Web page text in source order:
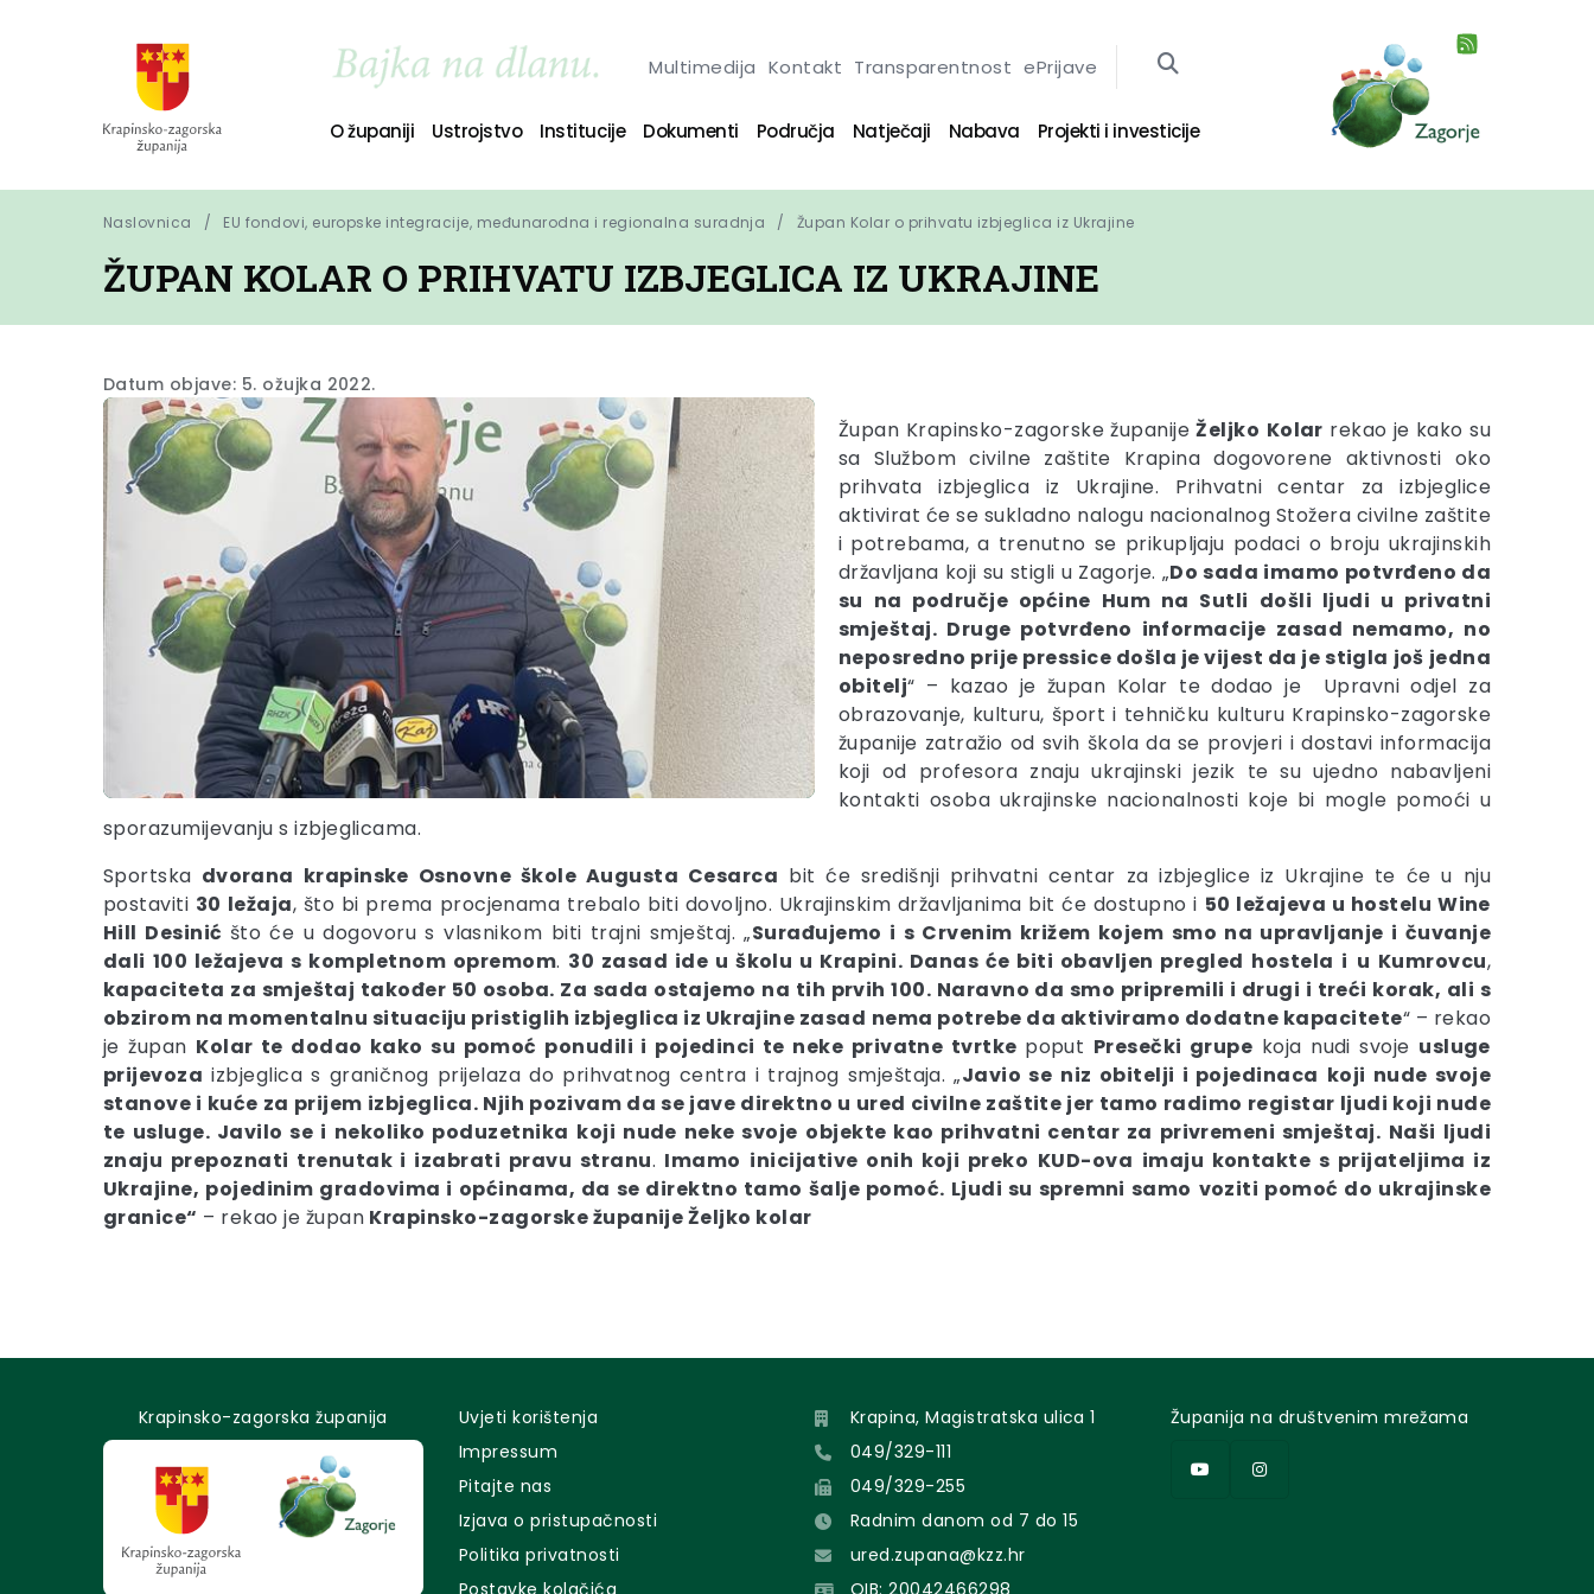
Multimedija Kontakt Transparentnost ePrijave
O županiji Ustrojstvo Institucije Dokumenti Područja Natječaji Nabava Projekti i investicije
Naslovnica EU fondovi, europske integracije, međunarodna i regionalna suradnja Župan Kolar o prihvatu izbjeglica iz Ukrajine
ŽUPAN KOLAR O PRIHVATU IZBJEGLICA IZ UKRAJINE
Datum objave: 5. ožujka 2022.
Župan Krapinsko-zagorske županijeŽeljko Kolar rekao je kako su
sa Službom civilne zaštite Krapina dogovorene aktivnosti oko
prihvata izbjeglica iz Ukrajine. Prihvatni centar za izbjeglice
aktivirat će se sukladno nalogu nacionalnog Stožera civilne zaštite
i potrebama, a trenutno se prikupljaju podaci o broju ukrajinskih
državljana koji su stigli u Zagorje. „Do sada imamo potvrđeno da
su na područje općine Hum na Sutli došli ljudi u privatni
smještaj. Druge potvrđeno informacije zasad nemamo, no
neposredno prije pressice došla je vijest da je stigla još jedna
obitelj“ – kazao je župan Kolar te dodao je Upravni odjel za
obrazovanje, kulturu, šport i tehničku kulturu Krapinsko-zagorske
županije zatražio od svih škola da se provjeri i dostavi informacija
koji od profesora znaju ukrajinski jezik te su ujedno nabavljeni
kontakti osoba ukrajinske nacionalnosti koje bi mogle pomoći u
sporazumijevanju s izbjeglicama.
Sportska dvorana krapinske Osnovne škole Augusta Cesarca bit će središnji prihvatni centar za izbjeglice iz Ukrajine te će u nju
postaviti 30 ležaja, što bi prema procjenama trebalo biti dovoljno. Ukrajinskim državljanima bit će dostupno i 50 ležajeva u hostelu Wine
Hill Desinić što će u dogovoru s vlasnikom biti trajni smještaj. „Surađujemo i s Crvenim križem kojem smo na upravljanje i čuvanje
dali 100 ležajeva s kompletnom opremom. 30 zasad ide u školu u Krapini. Danas će biti obavljen pregled hostela i u Kumrovcu,
kapaciteta za smještaj također 50 osoba. Za sada ostajemo na tih prvih 100. Naravno da smo pripremili i drugi i treći korak, ali s
obzirom na momentalnu situaciju pristiglih izbjeglica iz Ukrajine zasad nema potrebe da aktiviramo dodatne kapacitete“ – rekao
je župan Kolar te dodao kako su pomoć ponudili i pojedinci te neke privatne tvrtke poput Presečki grupe koja nudi svoje usluge
prijevoza izbjeglica s graničnog prijelaza do prihvatnog centra i trajnog smještaja. „Javio se niz obitelji i pojedinaca koji nude svoje
stanove i kuće za prijem izbjeglica. Njih pozivam da se jave direktno u ured civilne zaštite jer tamo radimo registar ljudi koji nude
te usluge. Javilo se i nekoliko poduzetnika koji nude neke svoje objekte kao prihvatni centar za privremeni smještaj. Naši ljudi
znaju prepoznati trenutak i izabrati pravu stranu. Imamo inicijative onih koji preko KUD-ova imaju kontakte s prijateljima iz
Ukrajine, pojedinim gradovima i općinama, da se direktno tamo šalje pomoć. Ljudi su spremni samo voziti pomoć do ukrajinske
granice“ – rekao je župan Krapinsko-zagorske županije Željko kolar
Krapinsko-zagorska županija
Uvjeti korištenja
Impressum
Pitajte nas
Izjava o pristupačnosti
Politika privatnosti
Postavke kolačića
Krapina, Magistratska ulica 1
049/329-111
049/329-255
Radnim danom od 7 do 15
ured.zupana@kzz.hr
OIB: 20042466298
Županija na društvenim mrežama